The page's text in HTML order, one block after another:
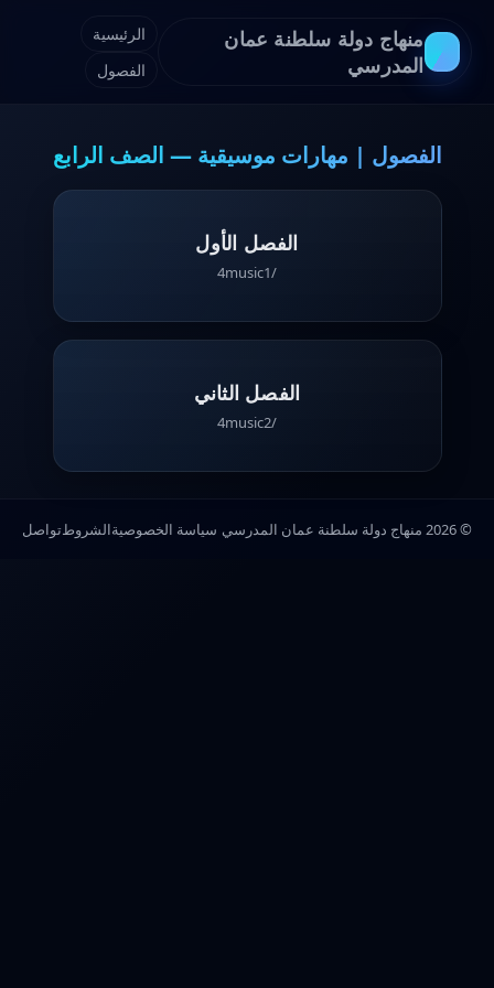
منهاج دولة سلطنة عمان
المدرسي
الرئيسية
الفصول
الفصول | مهارات موسيقية — الصف الرابع
الفصل الأول
/4music1
الفصل الثاني
/4music2
© 2026 منهاج دولة سلطنة عمان المدرسي سياسة الخصوصيةالشروطتواصل